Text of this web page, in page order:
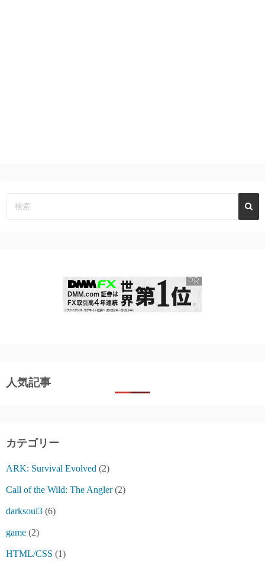
人気記事
カテゴリー
ARK: Survival Evolved (2)
Call of the Wild: The Angler(2)
darksoul3 (6)
game (2)
HTML/CSS (1)